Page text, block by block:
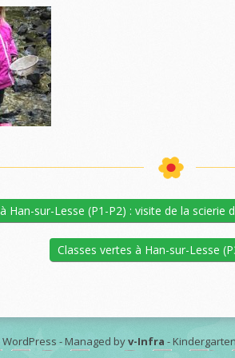
Han-sur-Lesse (P1-P2) : visite de la scierie
Classes vertes à Han-sur-Lesse
-Managed byv-Infra -